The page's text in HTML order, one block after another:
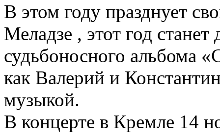
В этом году празднует
Меладзе , этот год
судьбоносного альбома
как Валерий и
музыкой.
В концерте в Кремле 14